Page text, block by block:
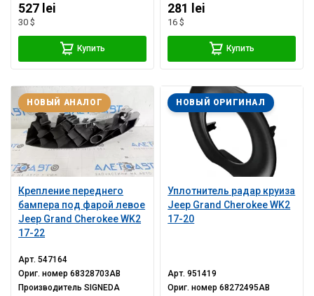
527 lei
30 $
Купить
281 lei
16 $
Купить
Крепление переднего
бампера под фарой левое
Jeep Grand Cherokee WK2
17-22
НОВЫЙ АНАЛОГ
Арт.547164
Ориг. номер68328703AB
ПроизводительSIGNEDA
Уплотнитель радар круиза
Jeep Grand Cherokee WK2
17-20
НОВЫЙ ОРИГИНАЛ
Арт.951419
Ориг. номер68272495AB